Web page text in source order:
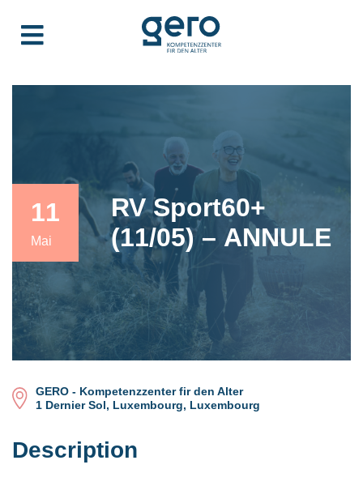
11
Mai
RV Sport60+
(11/05) – ANNULE
GERO - Kompetenzzenter fir den Alter
1 Dernier Sol, Luxembourg, Luxembourg
Description